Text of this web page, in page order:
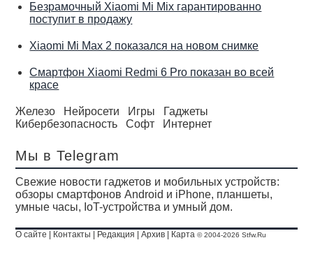
Безрамочный Xiaomi Mi Mix гарантированно
поступит в продажу
Xiaomi Mi Max 2 показался на новом снимке
Смартфон Xiaomi Redmi 6 Pro показан во всей
красе
Железо Нейросети Игры
Гаджеты
Кибербезопасность
Софт Интернет
Мы в Telegram
Свежие новости гаджетов и мобильных устройств:
обзоры смартфонов Android и iPhone, планшеты,
умные часы, IoT-устройства и умный дом.
О сайте Контакты Редакция |Архив Карта © 2004-2026 Stfw.Ru